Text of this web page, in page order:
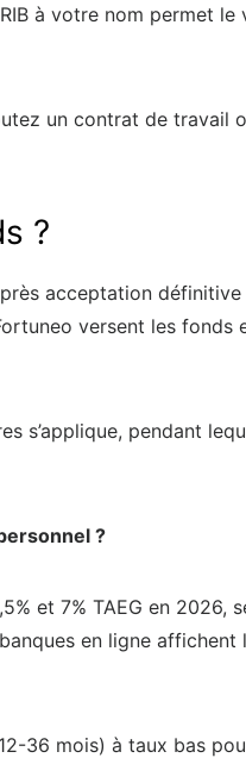
à votre nom permet
un contrat de travail
?
acceptation
versent les
s’applique, pendant
?
et 7% TAEG en
en ligne
36 mois) à taux bas